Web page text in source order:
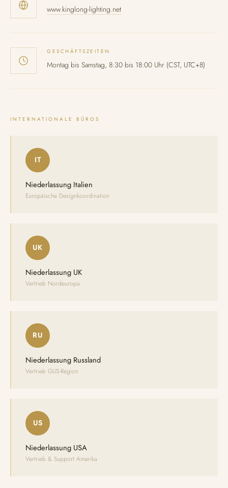
www.kinglong-lighting.net
GESCHÄFTSZEITEN
Montag bis Samstag, 8:30 bis 18:00 Uhr (CST, UTC+8)
INTERNATIONALE BÜROS
IT
Niederlassung Italien
Europäische Designkoordination
UK
Niederlassung UK
Vertrieb Nordeuropa
RU
Niederlassung Russland
Vertrieb GUS-Region
US
Niederlassung USA
Vertrieb & Support Amerika